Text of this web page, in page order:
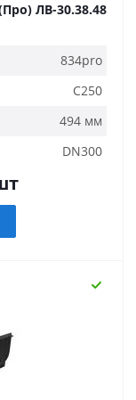
ЛВ-30.38.48
834pro
C250
494 мм
DN300